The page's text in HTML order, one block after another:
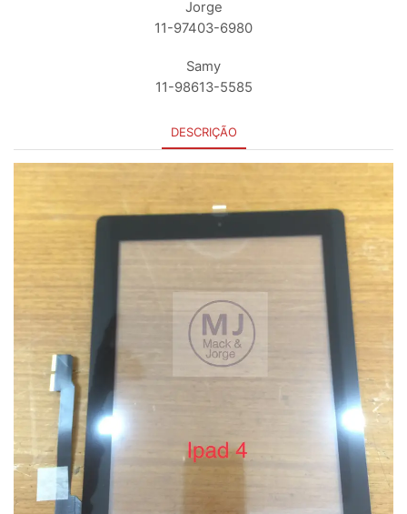
Jorge
11-97403-6980
Samy
11-98613-5585
DESCRIÇÃO